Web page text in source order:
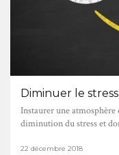
Diminuer le
Instaurer une
diminution du stress et
22 décembre 2018